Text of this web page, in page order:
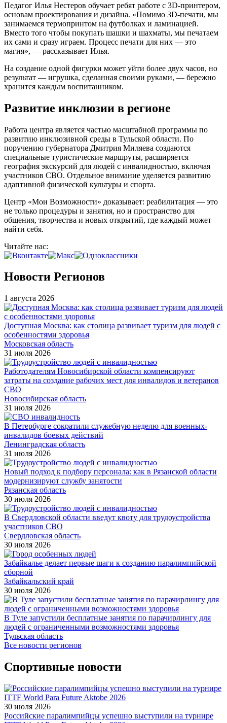
Педагог Илья Нестеров обучает ребят работе с 3D-принтером,
основам проектирования и дизайна. «Помимо 3D-печати, мы
занимаемся термопринтом на футболках и ламинацией.
Вместо того чтобы покупать шашки и шахматы, мы печатаем
их сами и сразу играем. Процесс печати для них — это
магия», — рассказывает Илья.
На создание одной фигурки может уйти более двух часов, но
результат — игрушка, сделанная своими руками, — бережно
хранится каждым воспитанником.
Развитие инклюзии в регионе
Работа центра является частью масштабной программы по
развитию инклюзивной среды в Тульской области. По
поручению губернатора Дмитрия Миляева создаются
специальные туристические маршруты, расширяется
география экскурсий для людей с инвалидностью, включая
участников СВО. Отдельное внимание уделяется развитию
адаптивной физической культуры и спорта.
Центр «Мои Возможности» доказывает: реабилитация — это
не только процедуры и занятия, но и пространство для
общения, творчества и новых открытий, где каждый может
найти себя.
Читайте нас:
Новости Регионов
1 августа 2026
Доступная Москва: как столица развивает туризм для людей с
особенностями здоровья
Московская область
31 июля 2026
Работодателям Новосибирской области компенсируют
затраты на создание рабочих мест для инвалидов и ветеранов
СВО
Новосибирская область
31 июля 2026
В Петербурге сократили служебную неделю для военных-
инвалидов боевых действий
Ленинградская область
31 июля 2026
Новый подход к подбору персонала: как в Рязанской области
модернизируют службу занятости
Рязанская область
30 июля 2026
В Свердловской области введут квоту для трудоустройства
участников СВО
Свердловская область
30 июля 2026
Забайкалье делает первые шаги к созданию паралимпийской
сборной
Забайкальский край
30 июля 2026
В Туле запустили бесплатные занятия по парачирлингу для
людей с ограниченными возможностями здоровья
Тульская область
Все новости регионов
Спортивные новости
30 июля 2026
Российские паралимпийцы успешно выступили на турнире